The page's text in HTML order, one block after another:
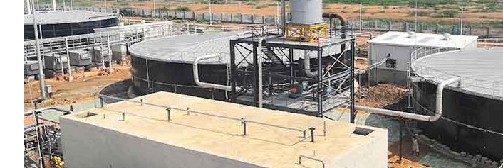
Soumettez